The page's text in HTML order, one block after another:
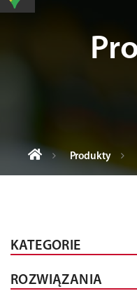
Produkty
KATEGORIE
ROZWIĄZANIA